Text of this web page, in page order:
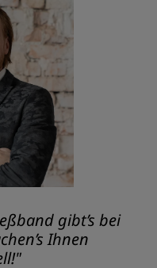
gibt’s bei
Ihnen